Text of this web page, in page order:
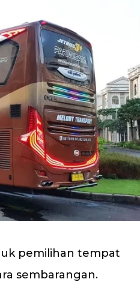
pemilihan tempat
sembarangan.